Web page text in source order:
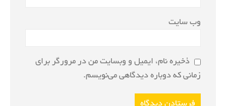
وب‌ سایت
ذخیره نام، ایمیل و وبسایت من در مرورگر برای
زمانی که دوباره دیدگاهی می‌نویسم.